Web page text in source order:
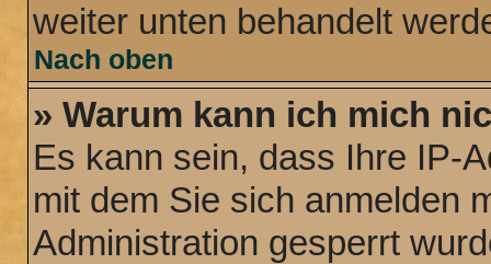
weiter unten behandelt
Nach oben
» Warum kann ich mich
Es kann sein, dass Ihre IP-
mit dem Sie sich anmelden
Administration gesperrt